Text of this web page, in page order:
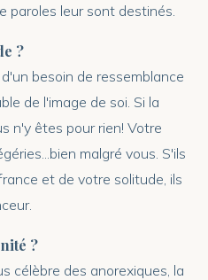
paroles leur sont destinés.
?
besoin de ressemblance
de l'image de soi. Si la
n'y êtes pour rien! Votre
malgré vous. S'ils
et de votre solitude, ils
?
célèbre des anorexiques, la